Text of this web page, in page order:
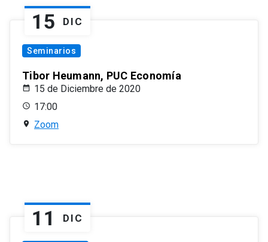
15 DIC
Seminarios
Tibor Heumann, PUC Economía
15 de Diciembre de 2020
17:00
Zoom
11 DIC